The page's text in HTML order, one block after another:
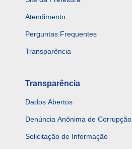
Atendimento
Perguntas Frequentes
Transparência
Transparência
Dados Abertos
Denúncia Anônima de Corrupção
Solicitação de Informação